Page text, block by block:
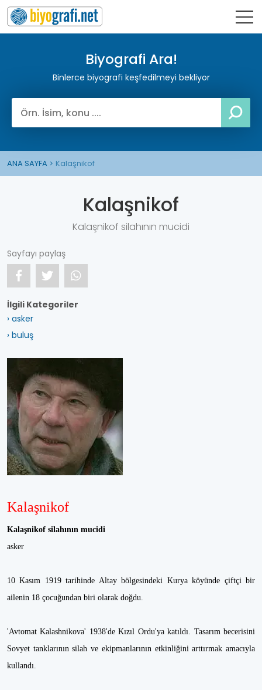
Biyografi Ara!
Binlerce biyografi keşfedilmeyi bekliyor
ANA SAYFA Kalaşnikof
Kalaşnikof
Kalaşnikof silahının mucidi
Sayfayı paylaş
İlgili Kategoriler
› asker
› buluş
Kalaşnikof
Kalaşnikof silahının mucidi
asker
10 Kasım 1919 tarihinde Altay bölgesindeki Kurya köyünde çiftçi bir
ailenin 18 çocuğundan biri olarak doğdu.
'Avtomat Kalashnikova' 1938'de Kızıl Ordu'ya katıldı. Tasarım becerisini
Sovyet tanklarının silah ve ekipmanlarının etkinliğini arttırmak amacıyla
kullandı.